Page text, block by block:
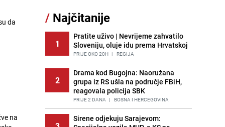
da
na
/ Najčitanije
1
Pratite uživo | Nevrijeme zahvatilo
Sloveniju, oluje idu prema Hrvatskoj
PRIJE OKO 20H | REGIJA
2
Drama kod Bugojna: Naoružana
grupa iz RS ušla na područje FBiH,
reagovala policija SBK
PRIJE 2 DANA | BOSNA I HERCEGOVINA
Sirene odjekuju Sarajevom: